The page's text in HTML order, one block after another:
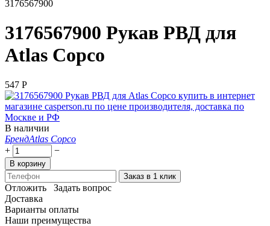
3176567900
3176567900 Рукав РВД для
Atlas Copco
‍547‍ Р
В наличии
БрендAtlas Copco
+
−
В корзину
Заказ в 1 клик
Отложить
Задать вопрос
Доставка
Варианты оплаты
Наши преимущества